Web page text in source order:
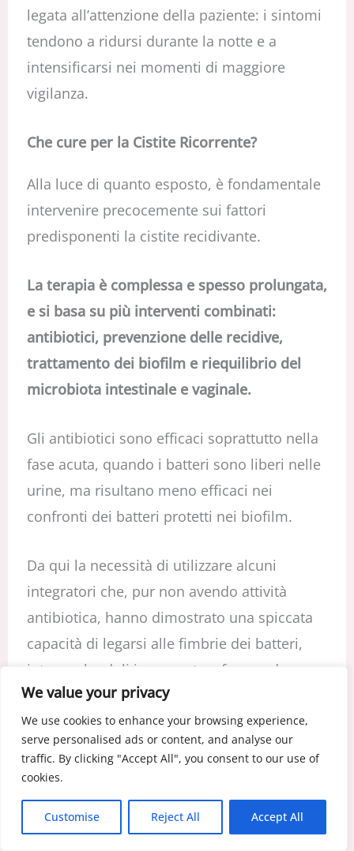
We value your privacy
We use cookies to enhance your browsing experience,
serve personalised ads or content, and analyse our
traffic. By clicking "Accept All", you consent to our use of
cookies.
Customise Reject All Accept All
legata all’attenzione della paziente: i sintomi
tendono a ridursi durante la notte e a
intensificarsi nei momenti di maggiore
vigilanza.
Che cure per la Cistite Ricorrente?
Alla luce di quanto esposto, è fondamentale
intervenire precocemente sui fattori
predisponenti la cistite recidivante.
La terapia è complessa e spesso prolungata,
e si basa su più interventi combinati:
antibiotici, prevenzione delle recidive,
trattamento dei biofilm e riequilibrio del
microbiota intestinale e vaginale.
Gli antibiotici sono efficaci soprattutto nella
fase acuta, quando i batteri sono liberi nelle
urine, ma risultano meno efficaci nei
confronti dei batteri protetti nei biofilm.
Da qui la necessità di utilizzare alcuni
integratori che, pur non avendo attività
antibiotica, hanno dimostrato una spiccata
capacità di legarsi alle fimbrie dei batteri,
intrappolandoli in una rete e formando
aggregati batterio/integratore che vengono
eliminati con le urine a ogni minzione.
Inoltre, si sono dimostrate efficaci anche
sostanze che, grazie alla loro azione
mucolitica e proteolitica, sono in grado di
sciogliere i biofilm batterici.